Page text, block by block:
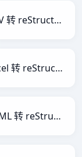
CSV 转 reStructuredText
Excel 转 reStructuredText
HTML 转 reStructuredText